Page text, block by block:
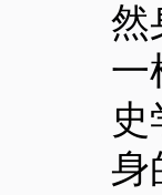
然
一
身